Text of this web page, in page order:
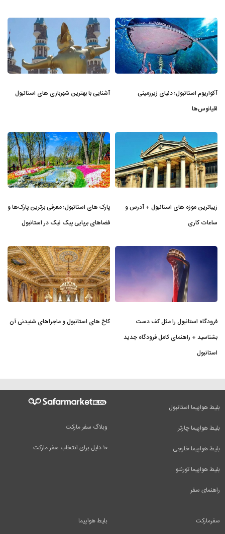
آکواریوم استانبول؛ دنیای زیرزمینی
اقیانوس‌ها
آشنایی با بهترین شهربازی های استانبول
زیباترین موزه‌ های استانبول + آدرس و
ساعات کاری
پارک های استانبول؛ معرفی برترین پارک‌ها و
فضاهای برپایی پیک نیک در استانبول
فرودگاه استانبول را مثل کف دست
بشناسید + راهنمای کامل فرودگاه جدید
استانبول
کاخ های استانبول و ماجراهای شنیدنی آن
وبلاگ سفر مارکت
۱۰ دلیل برای انتخاب سفر مارکت
بلیط هواپیما استانبول
بلیط هواپیما چارتر
بلیط هواپیما خارجی
بلیط هواپیما تورنتو
راهنمای سفر
بلیط هواپیما سفرمارکت